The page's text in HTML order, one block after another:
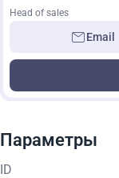
Head of sales
Email
Параметры
ID